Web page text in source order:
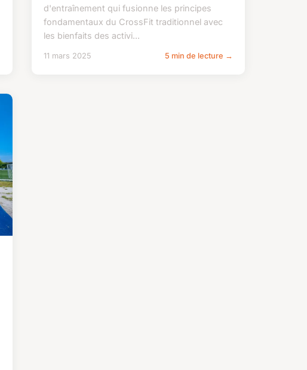
d'entraînement qui fusionne les principes
fondamentaux du CrossFit traditionnel avec
les bienfaits des activi...
11 mars 2025 5 min de lecture →